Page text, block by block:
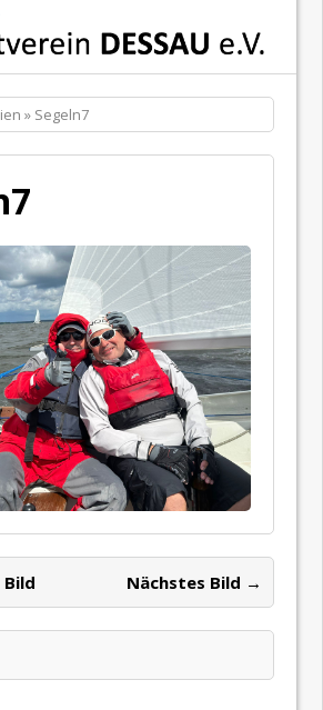
» Segeln7
Nächstes Bild →